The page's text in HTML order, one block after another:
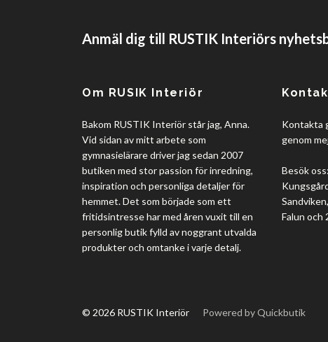
Anmäl dig till RUSTIK Interiörs
Om RUSIK Interiör
Bakom RUSTIK Interiör står jag, Anna.
Vid sidan av mitt arbete som
gymnasielärare driver jag sedan 2007
butiken med stor passion för inredning,
inspiration och personliga detaljer för
hemmet. Det som började som ett
fritidsintresse har med åren vuxit till en
personlig butik fylld av noggrant utvalda
produkter och omtanke i varje detalj.
Kontakta
genom
Besök
Falun och
© 2026 RUSTIK Interiör Powered by Quickbutik